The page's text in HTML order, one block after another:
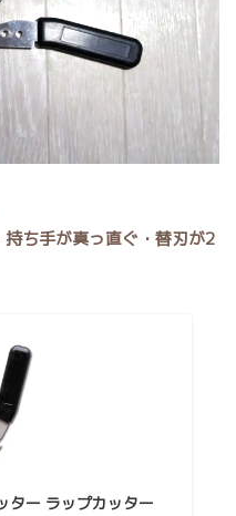
ち手が真っ直ぐ・替刃が2
ター ラップカッター